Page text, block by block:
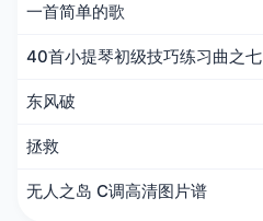
一首简单的歌
40首小提琴初级技巧练习曲之七
东风破
拯救
无人之岛 C调高清图片谱